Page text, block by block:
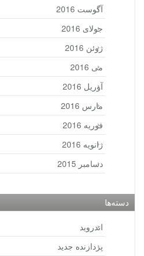
آگوست 2016
جولای 2016
ژوئن 2016
می 2016
آوریل 2016
مارس 2016
فوریه 2016
ژانویه 2016
دسامبر 2015
دسته‌ها
اندروید
پردازنده جدید